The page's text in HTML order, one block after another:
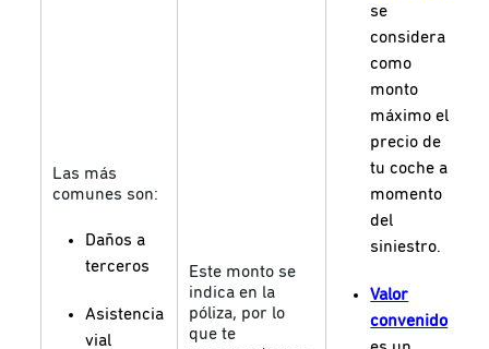
Las más
comunes son:
Daños a
terceros
Asistencia
vial
Este monto se
indica en la
póliza, por lo
que te
se
considera
como
monto
máximo el
precio de
tu coche al
momento
del
siniestro.
Valor
convenido